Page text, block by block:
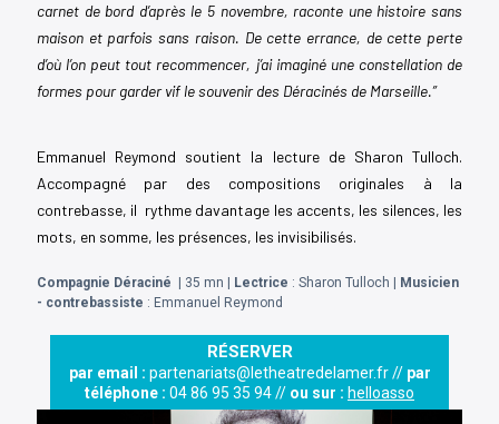
carnet de bord d’après le 5 novembre, raconte une histoire sans
maison et parfois sans raison. De cette errance, de cette perte
d’où l’on peut tout recommencer, j’ai imaginé une constellation de
formes pour garder vif le souvenir des Déracinés de Marseille.”
Emmanuel Reymond soutient la lecture de Sharon Tulloch.
Accompagné par des compositions originales à la
contrebasse, il  rythme davantage les accents, les silences, les
mots, en somme, les présences, les invisibilisés.
Compagnie Déraciné | 35 mn | Lectrice : Sharon Tulloch |
Musicien
- contrebassiste : Emmanuel Reymond
RÉSERVER
par email : partenariats@letheatredelamer.fr // par
téléphone : 04 86 95 35 94 // ou sur : helloasso